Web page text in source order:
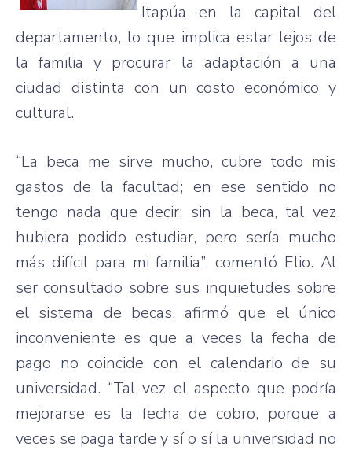
Itapúa en la capital del
departamento, lo que implica estar lejos de
la familia y procurar la adaptación a una
ciudad distinta con un costo económico y
cultural.
“La beca me sirve mucho, cubre todo mis
gastos de la facultad; en ese sentido no
tengo nada que decir; sin la beca, tal vez
hubiera podido estudiar, pero sería mucho
más difícil para mi familia”, comentó Elio. Al
ser consultado sobre sus inquietudes sobre
el sistema de becas, afirmó que el único
inconveniente es que a veces la fecha de
pago no coincide con el calendario de su
universidad. “Tal vez el aspecto que podría
mejorarse es la fecha de cobro, porque a
veces se paga tarde y sí o sí la universidad no